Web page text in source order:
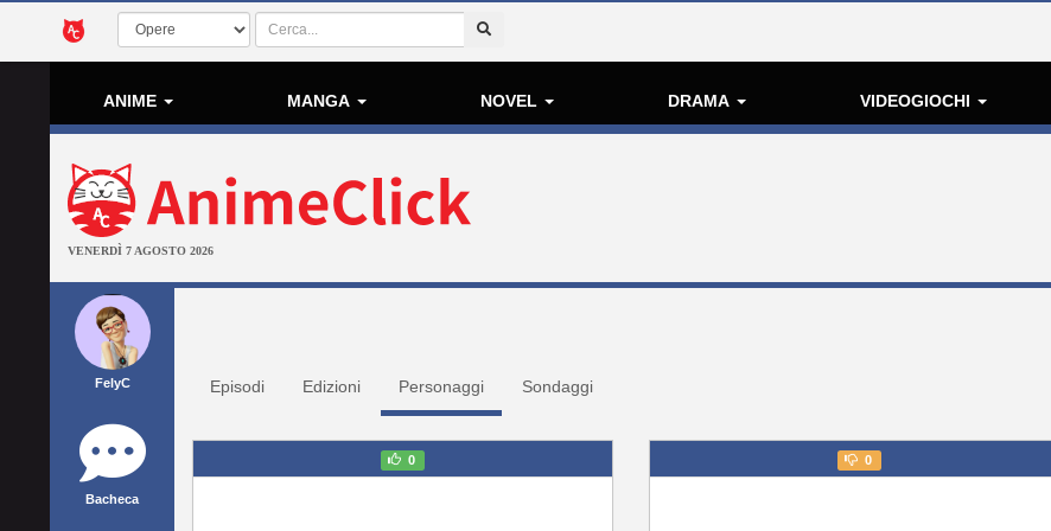
ANIME MANGA NOVEL DRAMA VIDEOGIOCHI
VENERDÌ 7 AGOSTO 2026
FelyC
Bacheca
Episodi Edizioni Personaggi Sondaggi
0 0